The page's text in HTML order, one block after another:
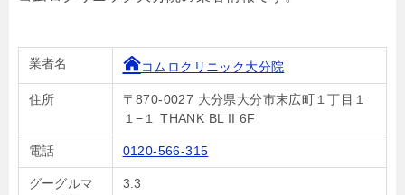
業者名 コムロクリニック大分院
住所
〒870-0027 大分県大分市末広町１丁目１
１−１ THANK BL II 6F
電話 0120-566-315
グーグルマ
3.3